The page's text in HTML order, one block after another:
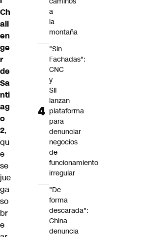
Ch
all
en
ge
r
de
Sa
nti
ag
o
2,
qu
e
se
jue
ga
so
br
e
a
la
montaña
"Sin
Fachadas":
CNC
y
SII
lanzan
plataforma
para
denunciar
negocios
de
funcionamiento
irregular
"De
forma
descarada":
China
denuncia